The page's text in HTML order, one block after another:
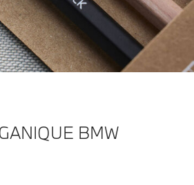
BMW